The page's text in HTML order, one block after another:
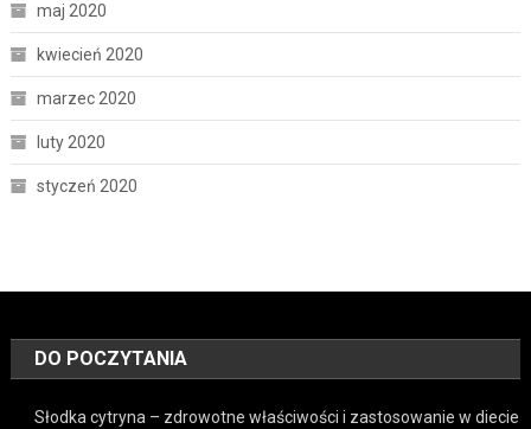
maj 2020
kwiecień 2020
marzec 2020
luty 2020
styczeń 2020
DO POCZYTANIA
Słodka cytryna – zdrowotne właściwości i zastosowanie w diecie